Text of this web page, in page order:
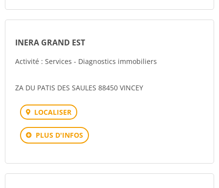
INERA GRAND EST
Activité : Services - Diagnostics immobiliers
ZA DU PATIS DES SAULES 88450 VINCEY
LOCALISER
PLUS D'INFOS